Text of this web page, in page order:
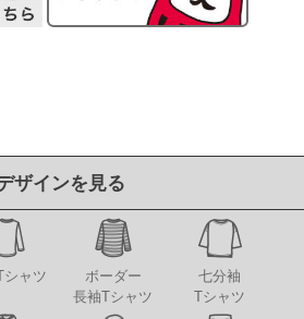
ザインを見る
シャツ
ボーダー
長袖Tシャツ
七分袖
Tシャツ